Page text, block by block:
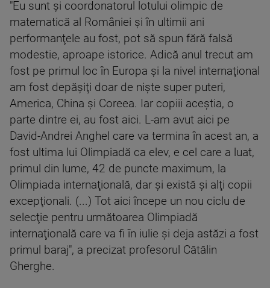
"Eu sunt şi coordonatorul lotului olimpic de
matematică al României şi în ultimii ani
performanţele au fost, pot să spun fără falsă
modestie, aproape istorice. Adică anul trecut am
fost pe primul loc în Europa şi la nivel internaţional
am fost depăşiţi doar de nişte super puteri,
America, China şi Coreea. Iar copiii aceştia, o
parte dintre ei, au fost aici. L-am avut aici pe
David-Andrei Anghel care va termina în acest an, a
fost ultima lui Olimpiadă ca elev, e cel care a luat,
primul din lume, 42 de puncte maximum, la
Olimpiada internaţională, dar şi există şi alţi copii
excepţionali. (...) Tot aici începe un nou ciclu de
selecţie pentru următoarea Olimpiadă
internaţională care va fi în iulie şi deja astăzi a fost
primul baraj", a precizat profesorul Cătălin
Gherghe.